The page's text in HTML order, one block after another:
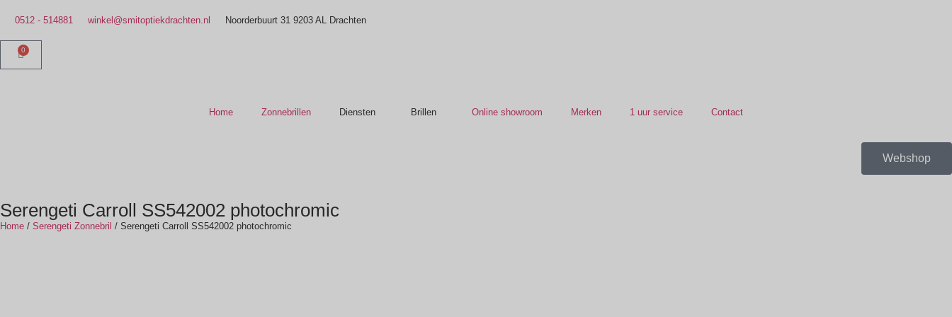
0512 - 514881 winkel@smitoptiekdrachten.nl Noorderbuurt 31 9203 AL Drachten
0
Home Zonnebrillen Diensten Brillen Online showroom Merken 1 uur service Contact
Webshop
Serengeti Carroll SS542002 photochromic
Home / Serengeti Zonnebril / Serengeti Carroll SS542002 photochromic